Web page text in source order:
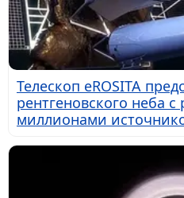
Телескоп eROSITA
рентгеновского неба
миллионами